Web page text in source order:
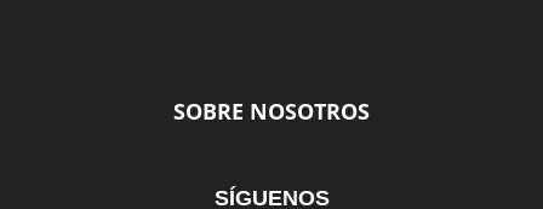
SOBRE NOSOTROS
SÍGUENOS